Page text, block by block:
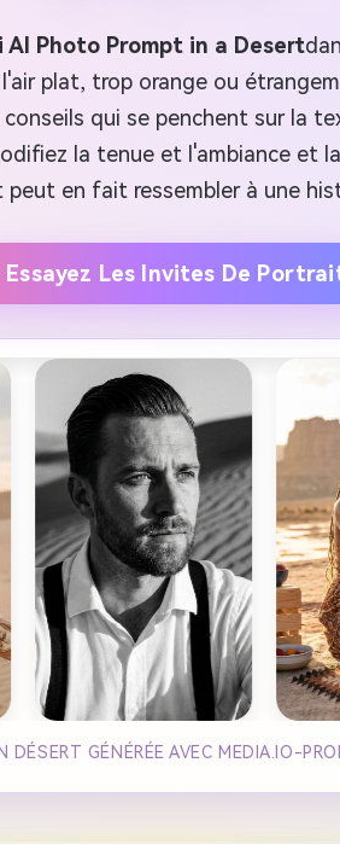
AI Photo Prompt in a Desert
plat, trop orange ou
qui se penchent sur la
la tenue et l'ambiance et
peut en fait ressembler à une
Essayez Les Invites De
GÉNÉRÉE AVEC MEDIA.IO-